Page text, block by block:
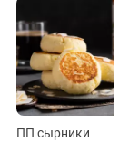
ПП сырники